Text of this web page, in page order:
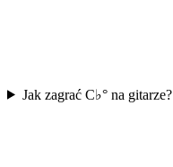
Jak zagrać C♭° na gitarze?